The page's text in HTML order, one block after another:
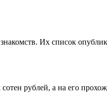
Их список
рублей, а на его